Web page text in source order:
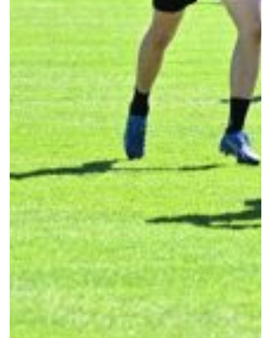
Summer Sale
Accessori
Party
Helan x Genoa
Isolani x Genoa
Gift Card Online Store